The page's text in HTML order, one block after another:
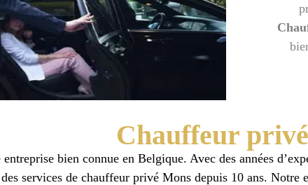
Chauffeur
bien connue en Belgique. Avec des années
services de chauffeur privé Mons depuis 10 ans.